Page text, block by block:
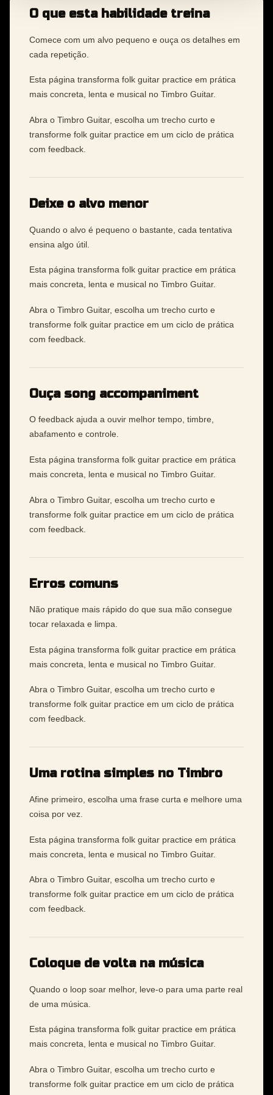
O que esta habilidade treina
Comece com um alvo pequeno e ouça os detalhes em
cada repetição.
Esta página transforma folk guitar practice em prática
mais concreta, lenta e musical no Timbro Guitar.
Abra o Timbro Guitar, escolha um trecho curto e
transforme folk guitar practice em um ciclo de prática
com feedback.
Deixe o alvo menor
Quando o alvo é pequeno o bastante, cada tentativa
ensina algo útil.
Esta página transforma folk guitar practice em prática
mais concreta, lenta e musical no Timbro Guitar.
Abra o Timbro Guitar, escolha um trecho curto e
transforme folk guitar practice em um ciclo de prática
com feedback.
Ouça song accompaniment
O feedback ajuda a ouvir melhor tempo, timbre,
abafamento e controle.
Esta página transforma folk guitar practice em prática
mais concreta, lenta e musical no Timbro Guitar.
Abra o Timbro Guitar, escolha um trecho curto e
transforme folk guitar practice em um ciclo de prática
com feedback.
Erros comuns
Não pratique mais rápido do que sua mão consegue
tocar relaxada e limpa.
Esta página transforma folk guitar practice em prática
mais concreta, lenta e musical no Timbro Guitar.
Abra o Timbro Guitar, escolha um trecho curto e
transforme folk guitar practice em um ciclo de prática
com feedback.
Uma rotina simples no Timbro
Afine primeiro, escolha uma frase curta e melhore uma
coisa por vez.
Esta página transforma folk guitar practice em prática
mais concreta, lenta e musical no Timbro Guitar.
Abra o Timbro Guitar, escolha um trecho curto e
transforme folk guitar practice em um ciclo de prática
com feedback.
Coloque de volta na música
Quando o loop soar melhor, leve-o para uma parte real
de uma música.
Esta página transforma folk guitar practice em prática
mais concreta, lenta e musical no Timbro Guitar.
Abra o Timbro Guitar, escolha um trecho curto e
transforme folk guitar practice em um ciclo de prática